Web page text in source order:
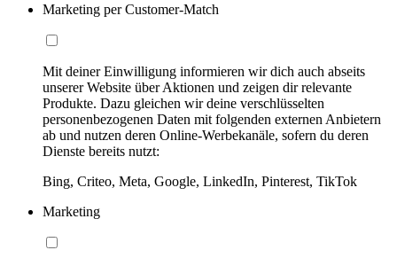
Marketing per Customer-Match
Mit deiner Einwilligung informieren wir dich auch abseits
unserer Website über Aktionen und zeigen dir relevante
Produkte. Dazu gleichen wir deine verschlüsselten
personenbezogenen Daten mit folgenden externen Anbietern
ab und nutzen deren Online-Werbekanäle, sofern du deren
Dienste bereits nutzt:
Bing, Criteo, Meta, Google, LinkedIn, Pinterest, TikTok
Marketing